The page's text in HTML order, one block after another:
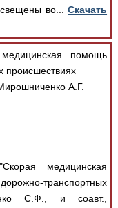
во...Скачать
помощь
происшествиях
А.Г.
медицинская
транспортных
С.Ф., и соавт.,